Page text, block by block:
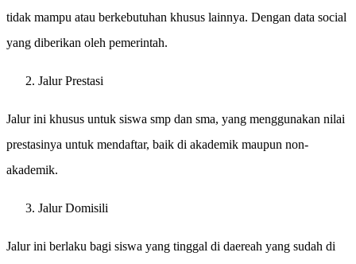
tidak mampu atau berkebutuhan khusus lainnya. Dengan data social
yang diberikan oleh pemerintah.
Jalur Prestasi
Jalur ini khusus untuk siswa smp dan sma, yang menggunakan nilai
prestasinya untuk mendaftar, baik di akademik maupun non-
akademik.
Jalur Domisili
Jalur ini berlaku bagi siswa yang tinggal di daereah yang sudah di